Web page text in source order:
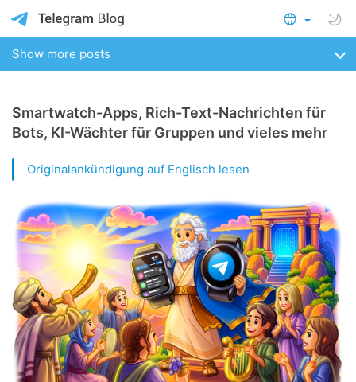
Show more posts
Smartwatch-Apps, Rich-Text-Nachrichten für
Bots, KI-Wächter für Gruppen und vieles mehr
Originalankündigung auf Englisch lesen